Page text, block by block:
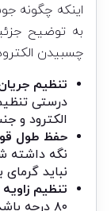
اینکه چگونه
به توضیح
چسبیدن
تنظیم
درستی
الکترود و
حفظ طول
نگه داشته
نباید
تنظیم زاویه
۸۰ درجه باشد.